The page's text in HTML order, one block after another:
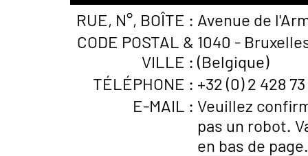
RUE, N°, BOÎTE : Avenue de
CODE POSTAL &
VILLE :
1040 -
(Belgique)
TÉLÉPHONE : +32 (0) 2 428
E-MAIL : Veuillez
pas un robot.
en bas de page.